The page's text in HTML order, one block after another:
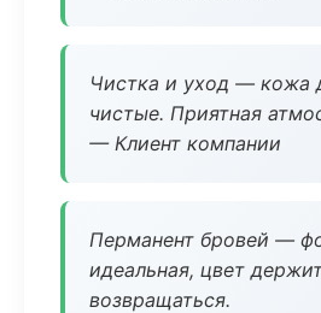
Чистка и уход — кожа
чистые. Приятная
— Клиент компании
Перманент бровей —
идеальная, цвет
возвращаться.